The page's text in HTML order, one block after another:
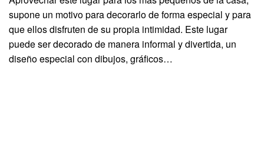
supone un motivo para decorarlo de forma especial y para
que ellos disfruten de su propia intimidad. Este lugar
puede ser decorado de manera informal y divertida, un
diseño especial con dibujos, gráficos…